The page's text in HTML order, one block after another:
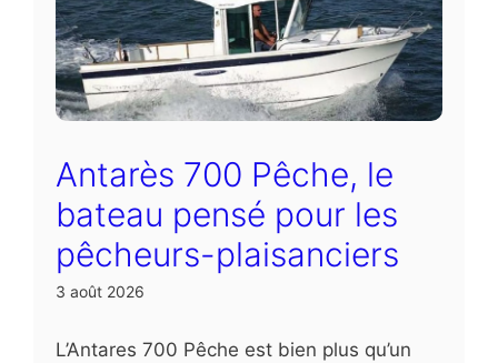
Antarès 700 Pêche, le
bateau pensé pour les
pêcheurs-plaisanciers
3 août 2026
L’Antares 700 Pêche est bien plus qu’un